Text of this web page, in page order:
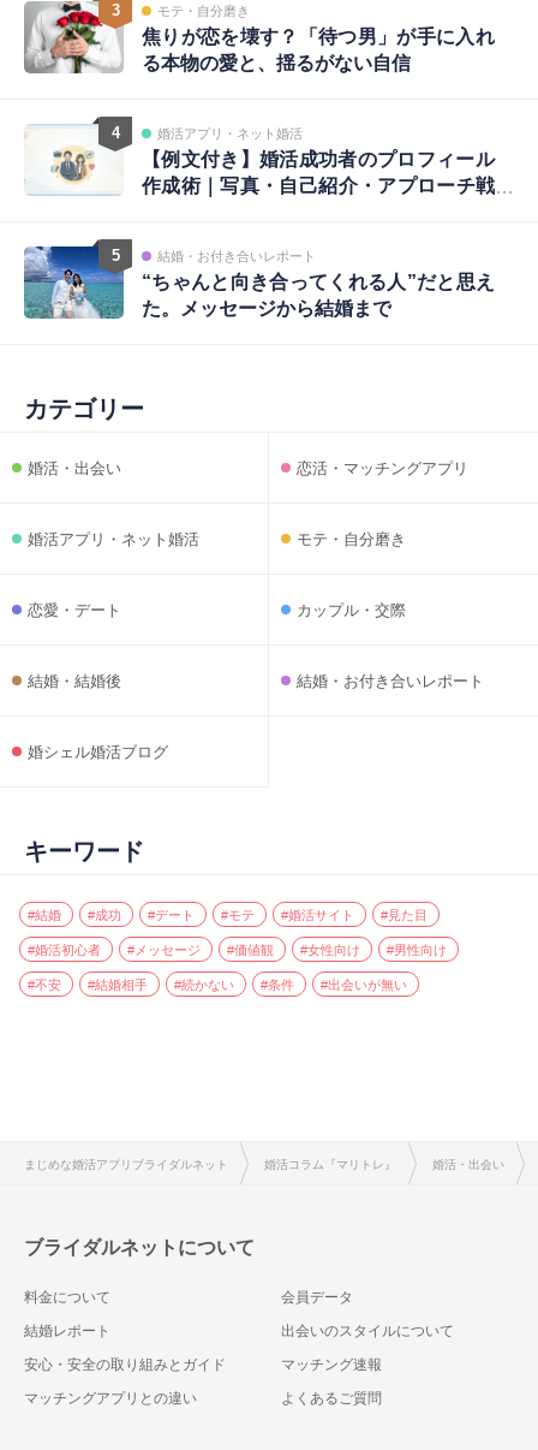
3 モテ・自分磨き
焦りが恋を壊す？「待つ男」が手に入れ
る本物の愛と、揺るがない自信
4 婚活アプリ・ネット婚活
【例文付き】婚活成功者のプロフィール
作成術｜写真・自己紹介・アプローチ戦
5 結婚・お付き合いレポート
“ちゃんと向き合ってくれる人”だと思え
た。メッセージから結婚まで
カテゴリー
婚活・出会い 恋活・マッチングアプリ
婚活アプリ・ネット婚活 モテ・自分磨き
恋愛・デート カップル・交際
結婚・結婚後 結婚・お付き合いレポート
婚シェル婚活ブログ
キーワード
#結婚 #成功 #デート #モテ #婚活サイト #見た目
#婚活初心者 #メッセージ #価値観 #女性向け #男性向け
#不安 #結婚相手 #続かない #条件 #出会いが無い
まじめな婚活アプリブライダルネット 婚活コラム『マリトレ』 婚活・出会い
ブライダルネットについて
料金について
会員データ
結婚レポート
出会いのスタイルについて
安心・安全の取り組みとガイド
マッチング速報
マッチングアプリとの違い
よくあるご質問